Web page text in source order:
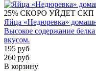
25% СКОРО УЙДЕТ СКП
Яйца «Недюревка»
Высокое содержание
вкусом.
195 руб
260 руб
В корзину